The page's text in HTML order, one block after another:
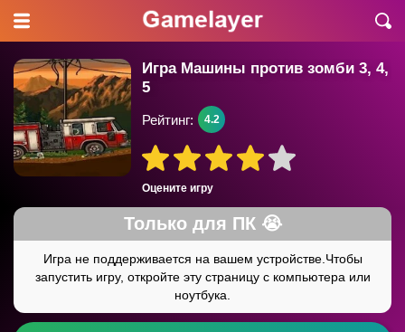
Игра Машины против зомби 3, 4,
5
Оцените игру
Рейтинг: 4.2